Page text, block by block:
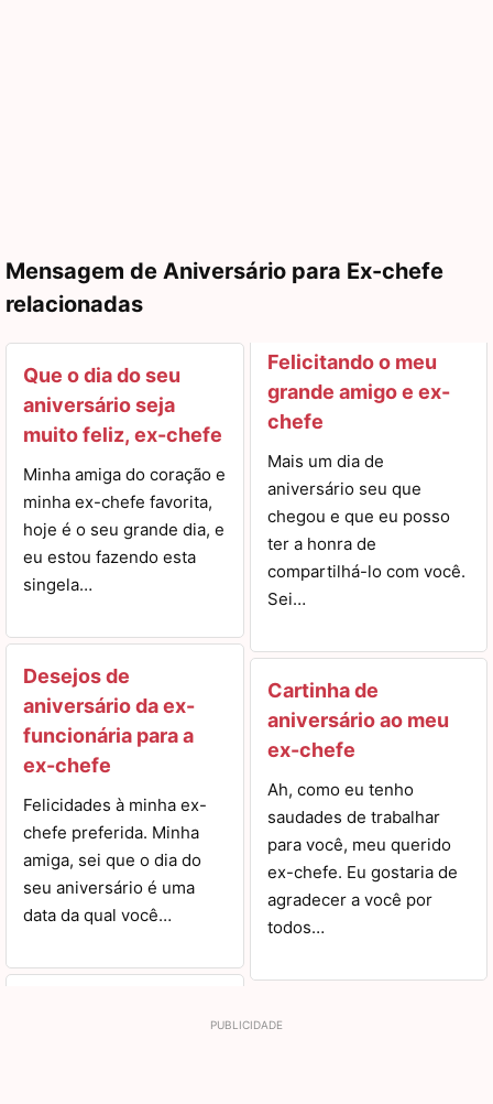
Mensagem de Aniversário para Ex-chefe
relacionadas
Que o dia do seu
aniversário seja
muito feliz, ex-chefe
Minha amiga do coração e
minha ex-chefe favorita,
hoje é o seu grande dia, e
eu estou fazendo esta
singela…
Desejos de
aniversário da ex-
funcionária para a
ex-chefe
Felicidades à minha ex-
chefe preferida. Minha
amiga, sei que o dia do
seu aniversário é uma
data da qual você…
Felicitando o meu
grande amigo e ex-
chefe
Mais um dia de
aniversário seu que
chegou e que eu posso
ter a honra de
compartilhá-lo com você.
Sei…
Cartinha de
aniversário ao meu
ex-chefe
Ah, como eu tenho
saudades de trabalhar
para você, meu querido
ex-chefe. Eu gostaria de
agradecer a você por
todos…